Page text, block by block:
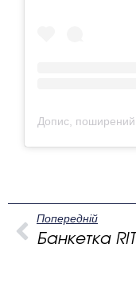
Попередній